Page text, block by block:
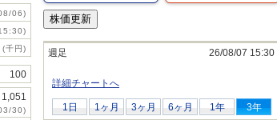
06)
(千円)
100
1,051
30)
週足 26/08/07 15:30
詳細チャートへ
1日 1ヶ月 3ヶ月 6ヶ月 1年 3年